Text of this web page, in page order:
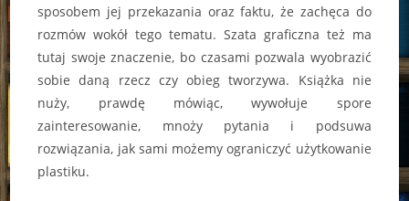
sposobem jej przekazania oraz faktu, że zachęca do
rozmów wokół tego tematu. Szata graficzna też ma
tutaj swoje znaczenie, bo czasami pozwala wyobrazić
sobie daną rzecz czy obieg tworzywa. Książka nie
nuży, prawdę mówiąc, wywołuje spore
zainteresowanie, mnoży pytania i podsuwa
rozwiązania, jak sami możemy ograniczyć użytkowanie
plastiku.